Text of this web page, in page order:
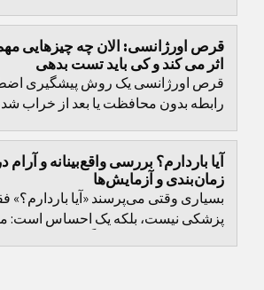
قرص اورژانسی: الان چه چیزهایی
اثر می کند و کی باید تست بدهی
قرص اورژانسی یک روش پیشگیری
رابطه بدون محافظت یا بعد از خراب
آیا باردارم؟ بررسی واقع‌بینانه و آرام
زمان‌بندی و آزمایش‌ها
بسیاری وقتی می‌پرسند «آیا
پزشکی نیست، بلکه یک احساس است: